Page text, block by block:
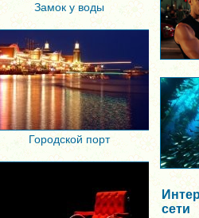
Замок у воды
Городской порт
сети